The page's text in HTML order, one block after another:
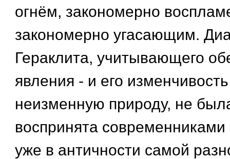
огнём, закономерно
закономерно угасающим.
Гераклита, учитывающего
явления - и его
неизменную природу, не
воспринята современниками
уже в античности самой